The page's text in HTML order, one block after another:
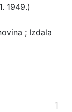
1949.)
; Izdala
1